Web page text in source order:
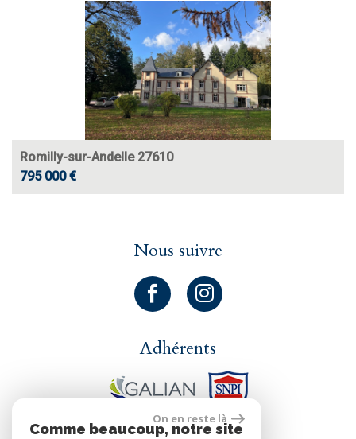
Romilly-sur-Andelle 27610
795 000 €
Nous suivre
Adhérents
On en reste là
Comme beaucoup, notre site